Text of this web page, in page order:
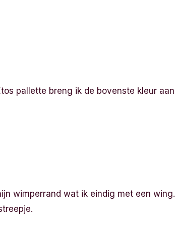
pallette breng ik de bovenste kleur aan
wimperrand wat ik eindig met een wing.